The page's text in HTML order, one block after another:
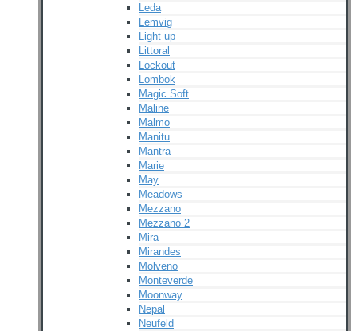
Leda
Lemvig
Light up
Littoral
Lockout
Lombok
Magic Soft
Maline
Malmo
Manitu
Mantra
Marie
May
Meadows
Mezzano
Mezzano 2
Mira
Mirandes
Molveno
Monteverde
Moonway
Nepal
Neufeld